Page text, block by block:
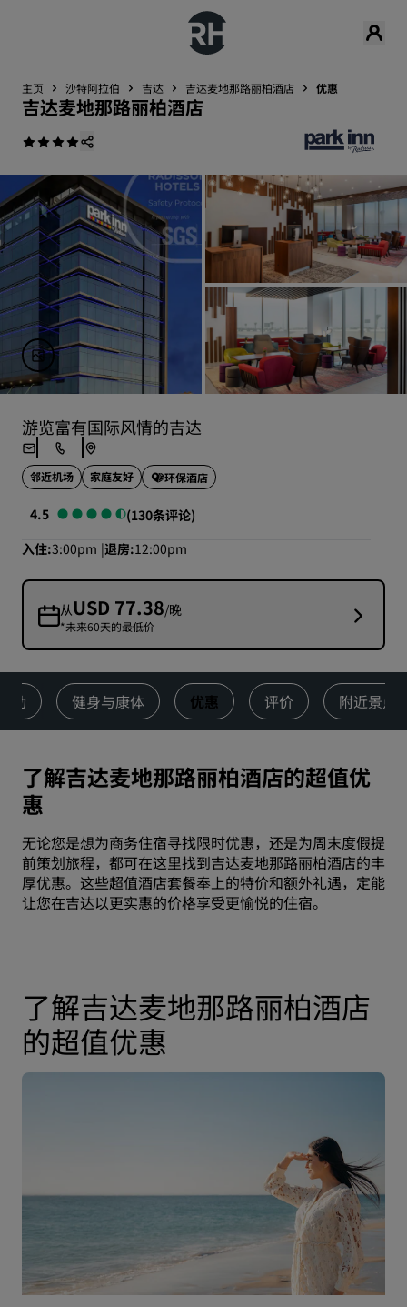
主页 沙特阿拉伯 吉达 吉达麦地那路丽柏酒店 优惠
吉达麦地那路丽柏酒店
游览富有国际风情的吉达
邻近机场 家庭友好 环保酒店
4.5
(130条评论)
入住 3:00pm 退房 12:00pm
从USD 77.38/晚
*未来60天的最低价
动 健身与康体 优惠 评价 附近景点
了解吉达麦地那路丽柏酒店的超值优
惠
无论您是想为商务住宿寻找限时优惠，还是为周末度假提
前策划旅程，都可在这里找到吉达麦地那路丽柏酒店的丰
厚优惠。这些超值酒店套餐奉上的特价和额外礼遇，定能
让您在吉达以更实惠的价格享受更愉悦的住宿。
了解吉达麦地那路丽柏酒店
的超值优惠